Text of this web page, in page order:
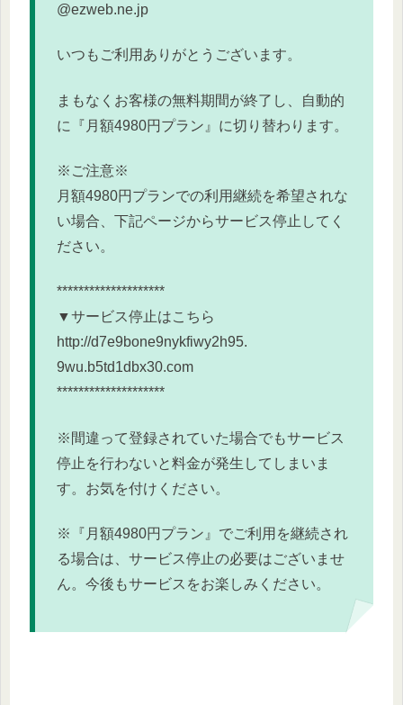
@ezweb.ne.jp
いつもご利用ありがとうございます。
まもなくお客様の無料期間が終了し、自動的
に『 月額4980円プラン』に切り替わります。
※ご注意※
月額4980円プランでの利用継続を希望されな
い場合、 下記ページからサービス停止してく
ださい。
********************
▼サービス停止はこちら
http://d7e9bone9nykfiwy2h95.
9wu.b5td1dbx30.com
********************
※ 間違って登録されていた場合でもサービス
停止を行わないと料金が発生してしまいま
す。お気を付けください。
※『月額4980円プラン』でご利用を継続され
る場合は、 サービス停止の必要はございませ
ん。 今後もサービスをお楽しみください。